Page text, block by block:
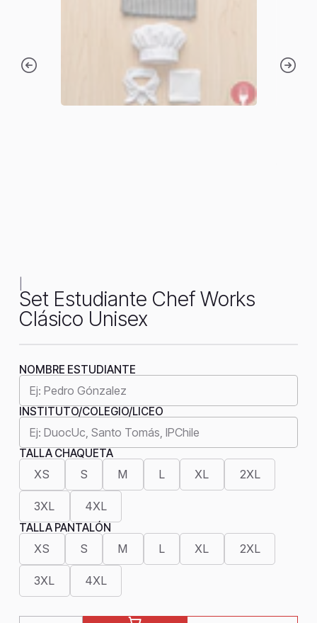
Set Estudiante Chef Works
Clásico Unisex
NOMBRE ESTUDIANTE
INSTITUTO/COLEGIO/LICEO
TALLA CHAQUETA
XS S M L XL 2XL
3XL 4XL
TALLA PANTALÓN
XS S M L XL 2XL
3XL 4XL